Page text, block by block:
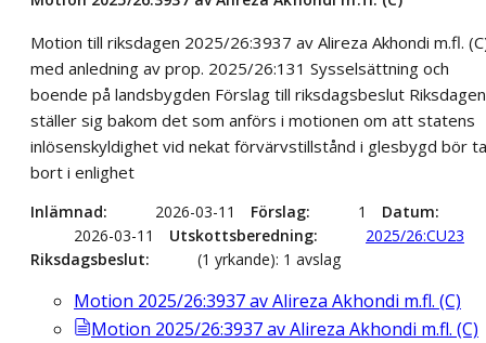
Motion till riksdagen 2025/26:3937 av Alireza Akhondi m.fl.
med anledning av prop. 2025/26:131 Sysselsättning och
boende på landsbygden Förslag till riksdagsbeslut Riksdagen
ställer sig bakom det som anförs i motionen om att statens
inlösenskyldighet vid nekat förvärvstillstånd i glesbygd bör
bort i enlighet
Inlämnad 2026-03-11 Förslag 1
Datum
2026-03-11
Utskottsberedning
2025/26:CU23
Riksdagsbeslut
(1 yrkande): 1 avslag
Motion 2025/26:3937 av Alireza Akhondi m.fl. (C)
Motion 2025/26:3937 av Alireza Akhondi m.fl. (C)